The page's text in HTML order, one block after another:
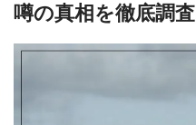
噂の真相を徹底調査